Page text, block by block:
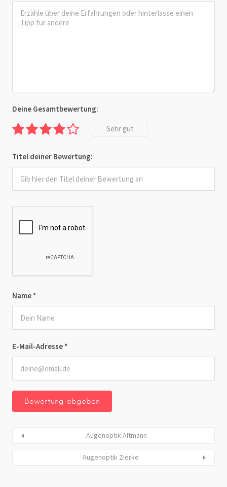
Name *
E-Mail-Adresse *
Deine Gesamtbewertung:
Sehr gut
Titel deiner Bewertung:
Augenoptik Altmann
Augenoptik Zierke